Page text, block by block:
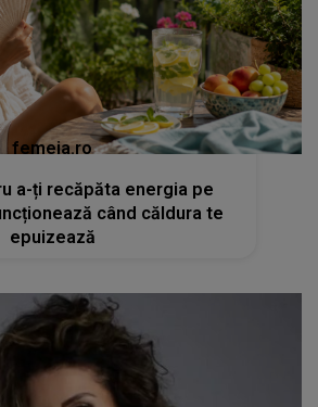
femeia.ro
a-ți recăpăta energia pe
când căldura te
epuizează